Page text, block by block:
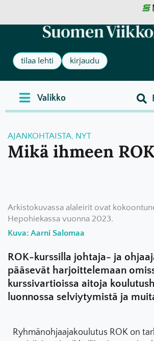
tilaa lehti kirjaudu
AJANKOHTAISTA, NYT
Mikä ihmeen
Arkistokuvassa alaleirit ovat
Hepohiekassa vuonna 2023.
Kuva: Aarni Salomaa
ROK-kurssilla johtaja- ja
pääsevät harjoittelemaan
kurssivartioissa aitoja
luonnossa selviytymistä ja
Ryhmänohjaajakoulutus ROK on